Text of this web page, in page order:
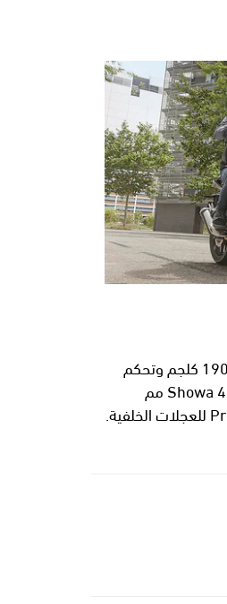
انطلق مع توازن لا مثيل له بوزن 190 كلجم وتحكم
فائق الدقة بفضل نظام تعليق Showa 41 مم
الشوكي الأمامي ونظام Pro-Link للعجلات الخلفية.